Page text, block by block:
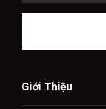
Giới Thiệu